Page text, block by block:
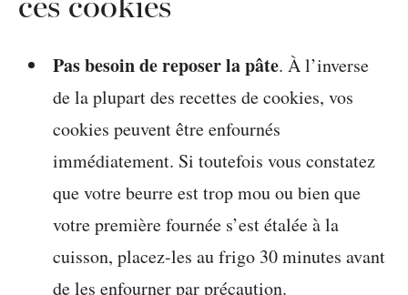
Pas besoin de reposer la pâte. À l’inverse
de la plupart des recettes de cookies, vos
cookies peuvent être enfournés
immédiatement. Si toutefois vous constatez
que votre beurre est trop mou ou bien que
votre première fournée s’est étalée à la
cuisson, placez-les au frigo 30 minutes avant
de les enfourner par précaution.